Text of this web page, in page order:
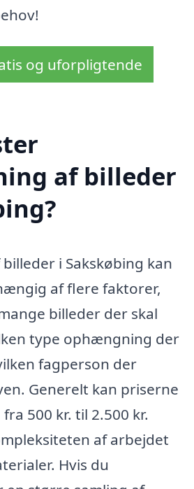
og uforpligtende
af billeder
i Sakskøbing kan
af flere faktorer,
billeder der skal
type ophængning der
fagperson der
Generelt kan priserne
500 kr. til 2.500 kr.
af arbejdet
Hvis du